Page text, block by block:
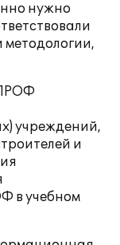
нужно
методологии,
учреждений,
и
в учебном